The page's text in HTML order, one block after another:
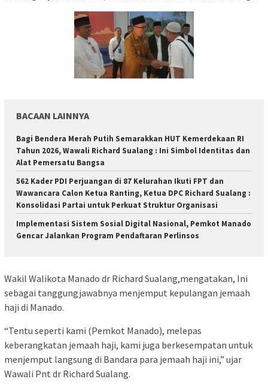
BACAAN LAINNYA
Bagi Bendera Merah Putih Semarakkan HUT Kemerdekaan RI
Tahun 2026, Wawali Richard Sualang : Ini Simbol Identitas dan
Alat Pemersatu Bangsa
562 Kader PDI Perjuangan di 87 Kelurahan Ikuti FPT dan
Wawancara Calon Ketua Ranting, Ketua DPC Richard Sualang :
Konsolidasi Partai untuk Perkuat Struktur Organisasi
Implementasi Sistem Sosial Digital Nasional, Pemkot Manado
Gencar Jalankan Program Pendaftaran Perlinsos
Wakil Walikota Manado dr Richard Sualang,mengatakan, Ini
sebagai tanggungjawabnya menjemput kepulangan jemaah
haji di Manado.
“Tentu seperti kami (Pemkot Manado), melepas
keberangkatan jemaah haji, kami juga berkesempatan untuk
menjemput langsung di Bandara para jemaah haji ini,” ujar
Wawali Pnt dr Richard Sualang.